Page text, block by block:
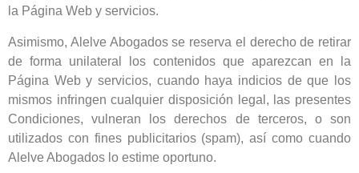
la Página Web y servicios.
Asimismo, Alelve Abogados se reserva el derecho de retirar
de forma unilateral los contenidos que aparezcan en la
Página Web y servicios, cuando haya indicios de que los
mismos infringen cualquier disposición legal, las presentes
Condiciones, vulneran los derechos de terceros, o son
utilizados con fines publicitarios (spam), así como cuando
Alelve Abogados lo estime oportuno.